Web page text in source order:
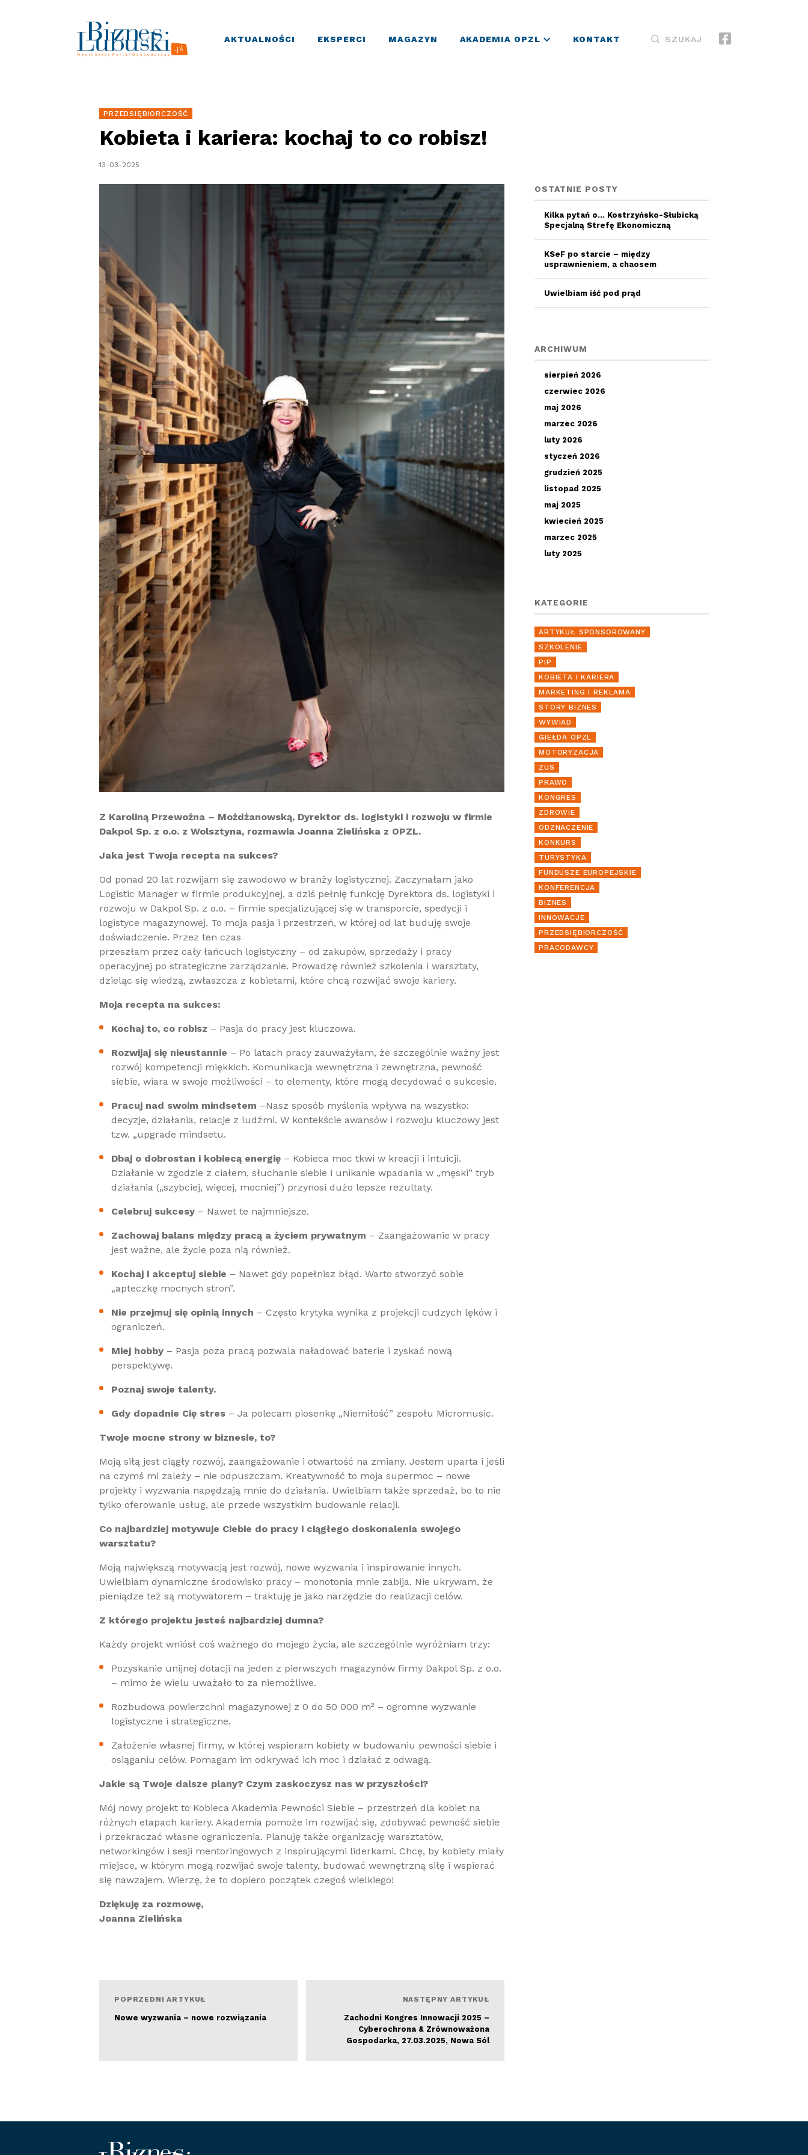
AKTUALNOŚCI EKSPERCI MAGAZYN AKADEMIA OPZL KONTAKT SZUKAJ
PRZEDSIĘBIORCZOŚĆ
Kobieta i kariera: kochaj to co robisz!
13-03-2025
Z Karoliną Przewoźna – Możdżanowską, Dyrektor ds. logistyki i rozwoju w firmie
Dakpol Sp. z o.o. z Wolsztyna, rozmawia Joanna Zielińska z OPZL.
Jaka jest Twoja recepta na sukces?
Od ponad 20 lat rozwijam się zawodowo w branży logistycznej. Zaczynałam jako
Logistic Manager w firmie produkcyjnej, a dziś pełnię funkcję Dyrektora ds. logistyki i
rozwoju w Dakpol Sp. z o.o. – firmie specjalizującej się w transporcie, spedycji i
logistyce magazynowej. To moja pasja i przestrzeń, w której od lat buduję swoje
doświadczenie. Przez ten czas
przeszłam przez cały łańcuch logistyczny – od zakupów, sprzedaży i pracy
operacyjnej po strategiczne zarządzanie. Prowadzę również szkolenia i warsztaty,
dzieląc się wiedzą, zwłaszcza z kobietami, które chcą rozwijać swoje kariery.
Moja recepta na sukces:
Kochaj to, co robisz – Pasja do pracy jest kluczowa.
Rozwijaj się nieustannie – Po latach pracy zauważyłam, że szczególnie ważny jest
rozwój kompetencji miękkich. Komunikacja wewnętrzna i zewnętrzna, pewność
siebie, wiara w swoje możliwości – to elementy, które mogą decydować o sukcesie.
Pracuj nad swoim mindsetem –Nasz sposób myślenia wpływa na wszystko:
decyzje, działania, relacje z ludźmi. W kontekście awansów i rozwoju kluczowy jest
tzw. „upgrade mindsetu.
Dbaj o dobrostan i kobiecą energię – Kobieca moc tkwi w kreacji i intuicji.
Działanie w zgodzie z ciałem, słuchanie siebie i unikanie wpadania w „męski” tryb
działania („szybciej, więcej, mocniej”) przynosi dużo lepsze rezultaty.
Celebruj sukcesy – Nawet te najmniejsze.
Zachowaj balans między pracą a życiem prywatnym – Zaangażowanie w pracy
jest ważne, ale życie poza nią również.
Kochaj i akceptuj siebie – Nawet gdy popełnisz błąd. Warto stworzyć sobie
„apteczkę mocnych stron”.
Nie przejmuj się opinią innych – Często krytyka wynika z projekcji cudzych lęków i
ograniczeń.
Miej hobby – Pasja poza pracą pozwala naładować baterie i zyskać nową
perspektywę.
Poznaj swoje talenty.
Gdy dopadnie Cię stres – Ja polecam piosenkę „Niemiłość” zespołu Micromusic.
Twoje mocne strony w biznesie, to?
Moją siłą jest ciągły rozwój, zaangażowanie i otwartość na zmiany. Jestem uparta i jeśli
na czymś mi zależy – nie odpuszczam. Kreatywność to moja supermoc – nowe
projekty i wyzwania napędzają mnie do działania. Uwielbiam także sprzedaż, bo to nie
tylko oferowanie usług, ale przede wszystkim budowanie relacji.
Co najbardziej motywuje Ciebie do pracy i ciągłego doskonalenia swojego
warsztatu?
Moją największą motywacją jest rozwój, nowe wyzwania i inspirowanie innych.
Uwielbiam dynamiczne środowisko pracy – monotonia mnie zabija. Nie ukrywam, że
pieniądze też są motywatorem – traktuję je jako narzędzie do realizacji celów.
Z którego projektu jesteś najbardziej dumna?
Każdy projekt wniósł coś ważnego do mojego życia, ale szczególnie wyróżniam trzy:
Pozyskanie unijnej dotacji na jeden z pierwszych magazynów firmy Dakpol Sp. z o.o.
– mimo że wielu uważało to za niemożliwe.
Rozbudowa powierzchni magazynowej z 0 do 50 000 m² – ogromne wyzwanie
logistyczne i strategiczne.
Założenie własnej firmy, w której wspieram kobiety w budowaniu pewności siebie i
osiąganiu celów. Pomagam im odkrywać ich moc i działać z odwagą.
Jakie są Twoje dalsze plany? Czym zaskoczysz nas w przyszłości?
Mój nowy projekt to Kobieca Akademia Pewności Siebie – przestrzeń dla kobiet na
różnych etapach kariery. Akademia pomoże im rozwijać się, zdobywać pewność siebie
i przekraczać własne ograniczenia. Planuję także organizację warsztatów,
networkingów i sesji mentoringowych z inspirującymi liderkami. Chcę, by kobiety miały
miejsce, w którym mogą rozwijać swoje talenty, budować wewnętrzną siłę i wspierać
się nawzajem. Wierzę, że to dopiero początek czegoś wielkiego!
Dziękuję za rozmowę,
Joanna Zielińska
POPRZEDNI ARTYKUŁ
Nowe wyzwania – nowe rozwiązania
NASTĘPNY ARTYKUŁ
Zachodni Kongres Innowacji 2025 –
Cyberochrona & Zrównoważona
Gospodarka, 27.03.2025, Nowa Sól
OSTATNIE POSTY
Kilka pytań o… Kostrzyńsko-Słubicką
Specjalną Strefę Ekonomiczną
KSeF po starcie – między
usprawnieniem, a chaosem
Uwielbiam iść pod prąd
ARCHIWUM
sierpień 2026
czerwiec 2026
maj 2026
marzec 2026
luty 2026
styczeń 2026
grudzień 2025
listopad 2025
maj 2025
kwiecień 2025
marzec 2025
luty 2025
KATEGORIE
ARTYKUŁ SPONSOROWANY
SZKOLENIE
PIP
KOBIETA I KARIERA
MARKETING I REKLAMA
STORY BIZNES
WYWIAD
GIEŁDA OPZL
MOTORYZACJA
ZUS
PRAWO
KONGRES
ZDROWIE
ODZNACZENIE
KONKURS
TURYSTYKA
FUNDUSZE EUROPEJSKIE
KONFERENCJA
BIZNES
INNOWACJE
PRZEDSIĘBIORCZOŚĆ
PRACODAWCY